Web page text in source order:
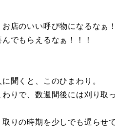
店のいい呼び物になるなぁ！
でもらえるなぁ！！！
聞くと、このひまわり。
りで、数週間後には刈り取
りの時期を少しでも遅らせ